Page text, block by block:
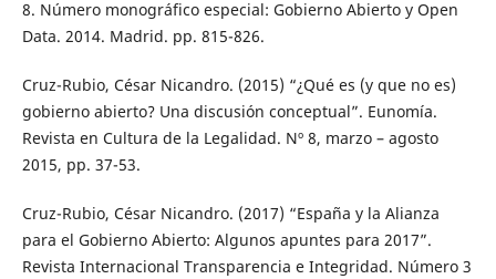
8. Número monográfico especial: Gobierno Abierto y Open
Data. 2014. Madrid. pp. 815-826.
Cruz-Rubio, César Nicandro. (2015) “¿Qué es (y que no es)
gobierno abierto? Una discusión conceptual”. Eunomía.
Revista en Cultura de la Legalidad. Nº 8, marzo – agosto
2015, pp. 37-53.
Cruz-Rubio, César Nicandro. (2017) “España y la Alianza
para el Gobierno Abierto: Algunos apuntes para 2017”.
Revista Internacional Transparencia e Integridad. Número 3